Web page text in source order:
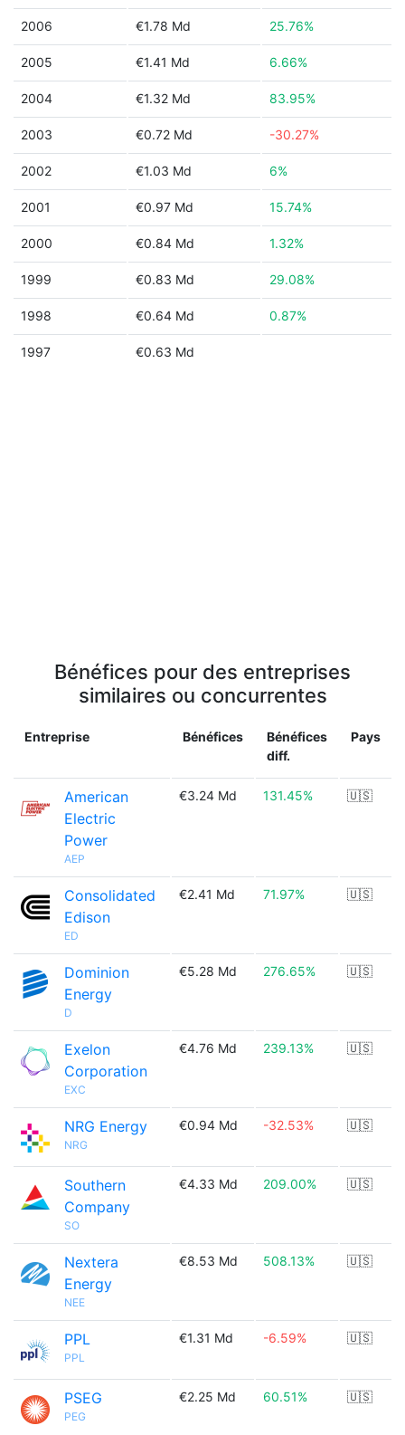
2006 €1.78 Md 25.76%
2005 €1.41 Md 6.66%
2004 €1.32 Md 83.95%
2003 €0.72 Md -30.27%
2002 €1.03 Md 6%
2001 €0.97 Md 15.74%
2000 €0.84 Md 1.32%
1999 €0.83 Md 29.08%
1998 €0.64 Md 0.87%
1997 €0.63 Md
Bénéfices pour des entreprises
similaires ou concurrentes
Entreprise Bénéfices
Bénéfices
diff.
Pays
American
Electric
Power
AEP
€3.24 Md 131.45% 🇺🇸
Consolidated
Edison
ED
€2.41 Md 71.97% 🇺🇸
Dominion
Energy
D
€5.28 Md 276.65% 🇺🇸
Exelon
Corporation
EXC
€4.76 Md 239.13% 🇺🇸
NRG Energy
NRG
€0.94 Md -32.53% 🇺🇸
Southern
Company
SO
€4.33 Md 209.00% 🇺🇸
Nextera
Energy
NEE
€8.53 Md 508.13% 🇺🇸
PPL
PPL
€1.31 Md -6.59% 🇺🇸
PSEG
PEG
€2.25 Md 60.51% 🇺🇸